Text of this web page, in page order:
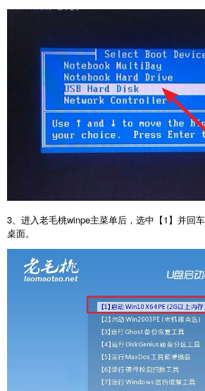
3、进入老毛桃winpe主菜单后，选中【1】并回
桌面。